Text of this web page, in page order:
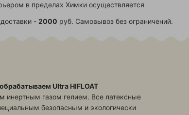
в пределах Химки осуществляется
- 2000 руб. Самовывоз без ограничений.
Ultra HIFLOAT
инертным газом гелием. Все латексные
безопасным и экологически